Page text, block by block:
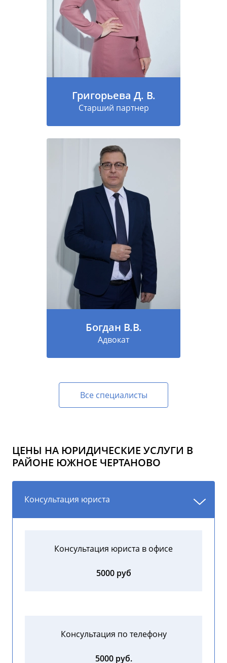
Григорьева Д. В.
Старший партнер
Богдан В.В.
Адвокат
Все специалисты
ЦЕНЫ НА ЮРИДИЧЕСКИЕ УСЛУГИ В
РАЙОНЕ ЮЖНОЕ ЧЕРТАНОВО
Консультация юриста
Консультация юриста в офисе
5000 руб
Консультация по телефону
5000 руб.